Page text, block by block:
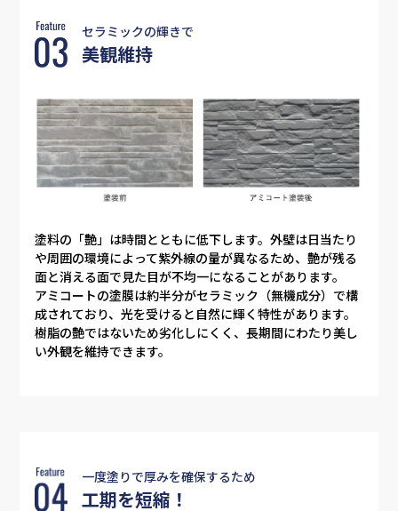
セラミックの輝きで
美観維持
塗料の「艶」は時間とともに低下します。外壁は日当たり
や周囲の環境によって紫外線の量が異なるため、艶が残る
面と消える面で見た目が不均一になることがあります。
アミコートの塗膜は約半分がセラミック（無機成分）で構
成されており、光を受けると自然に輝く特性があります。
樹脂の艶ではないため劣化しにくく、長期間にわたり美し
い外観を維持できます。
一度塗りで厚みを確保するため
工期を短縮！